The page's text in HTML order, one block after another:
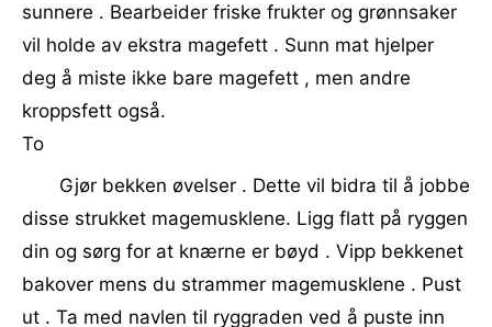
sunnere . Bearbeider friske frukter og grønnsaker
vil holde av ekstra magefett . Sunn mat hjelper
deg å miste ikke bare magefett , men andre
kroppsfett også.
To
Gjør bekken øvelser . Dette vil bidra til å jobbe
disse strukket magemusklene. Ligg flatt på ryggen
din og sørg for at knærne er bøyd . Vipp bekkenet
bakover mens du strammer magemusklene . Pust
ut . Ta med navlen til ryggraden ved å puste inn